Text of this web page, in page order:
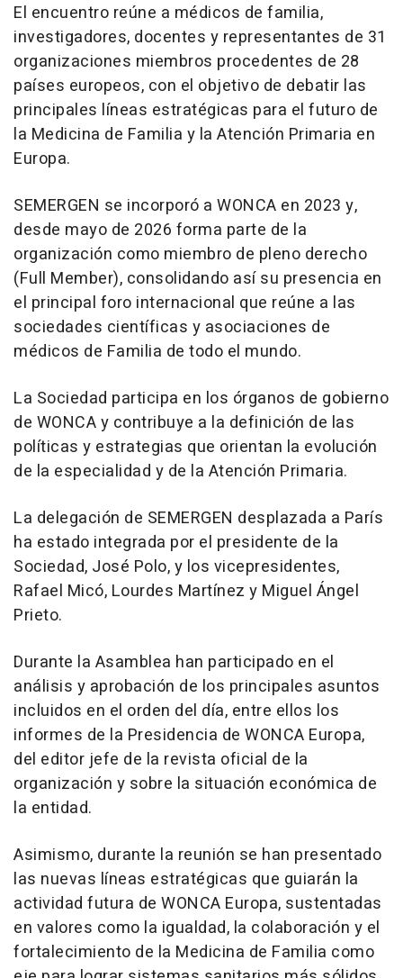
El encuentro reúne a médicos de familia,
investigadores, docentes y representantes de 31
organizaciones miembros procedentes de 28
países europeos, con el objetivo de debatir las
principales líneas estratégicas para el futuro de
la Medicina de Familia y la Atención Primaria en
Europa.
SEMERGEN se incorporó a WONCA en 2023 y,
desde mayo de 2026 forma parte de la
organización como miembro de pleno derecho
(Full Member), consolidando así su presencia en
el principal foro internacional que reúne a las
sociedades científicas y asociaciones de
médicos de Familia de todo el mundo.
La Sociedad participa en los órganos de gobierno
de WONCA y contribuye a la definición de las
políticas y estrategias que orientan la evolución
de la especialidad y de la Atención Primaria.
La delegación de SEMERGEN desplazada a París
ha estado integrada por el presidente de la
Sociedad, José Polo, y los vicepresidentes,
Rafael Micó, Lourdes Martínez y Miguel Ángel
Prieto.
Durante la Asamblea han participado en el
análisis y aprobación de los principales asuntos
incluidos en el orden del día, entre ellos los
informes de la Presidencia de WONCA Europa,
del editor jefe de la revista oficial de la
organización y sobre la situación económica de
la entidad.
Asimismo, durante la reunión se han presentado
las nuevas líneas estratégicas que guiarán la
actividad futura de WONCA Europa, sustentadas
en valores como la igualdad, la colaboración y el
fortalecimiento de la Medicina de Familia como